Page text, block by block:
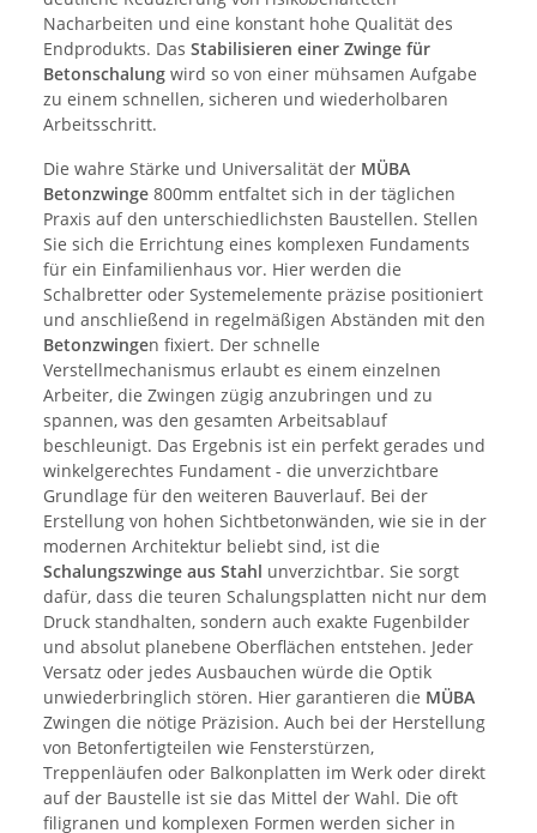
Nacharbeiten und eine konstant hohe Qualität des
Endprodukts. Das Stabilisieren einer Zwinge für
Betonschalung wird so von einer mühsamen Aufgabe
zu einem schnellen, sicheren und wiederholbaren
Arbeitsschritt.
Die wahre Stärke und Universalität der MÜBA
Betonzwinge 800mm entfaltet sich in der täglichen
Praxis auf den unterschiedlichsten Baustellen. Stellen
Sie sich die Errichtung eines komplexen Fundaments
für ein Einfamilienhaus vor. Hier werden die
Schalbretter oder Systemelemente präzise positioniert
und anschließend in regelmäßigen Abständen mit den
Betonzwingen fixiert. Der schnelle
Verstellmechanismus erlaubt es einem einzelnen
Arbeiter, die Zwingen zügig anzubringen und zu
spannen, was den gesamten Arbeitsablauf
beschleunigt. Das Ergebnis ist ein perfekt gerades und
winkelgerechtes Fundament - die unverzichtbare
Grundlage für den weiteren Bauverlauf. Bei der
Erstellung von hohen Sichtbetonwänden, wie sie in der
modernen Architektur beliebt sind, ist die
Schalungszwinge aus Stahl unverzichtbar. Sie sorgt
dafür, dass die teuren Schalungsplatten nicht nur dem
Druck standhalten, sondern auch exakte Fugenbilder
und absolut planebene Oberflächen entstehen. Jeder
Versatz oder jedes Ausbauchen würde die Optik
unwiederbringlich stören. Hier garantieren die MÜBA
Zwingen die nötige Präzision. Auch bei der Herstellung
von Betonfertigteilen wie Fensterstürzen,
Treppenläufen oder Balkonplatten im Werk oder direkt
auf der Baustelle ist sie das Mittel der Wahl. Die oft
filigranen und komplexen Formen werden sicher in